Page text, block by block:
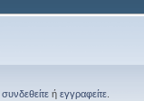
συνδεθείτε ή εγγραφείτε